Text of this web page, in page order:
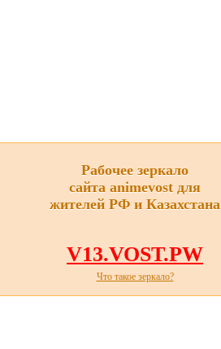
Рабочее зеркало
сайта animevost для
жителей РФ и Казахстана
V13.VOST.PW
Что такое зеркало?